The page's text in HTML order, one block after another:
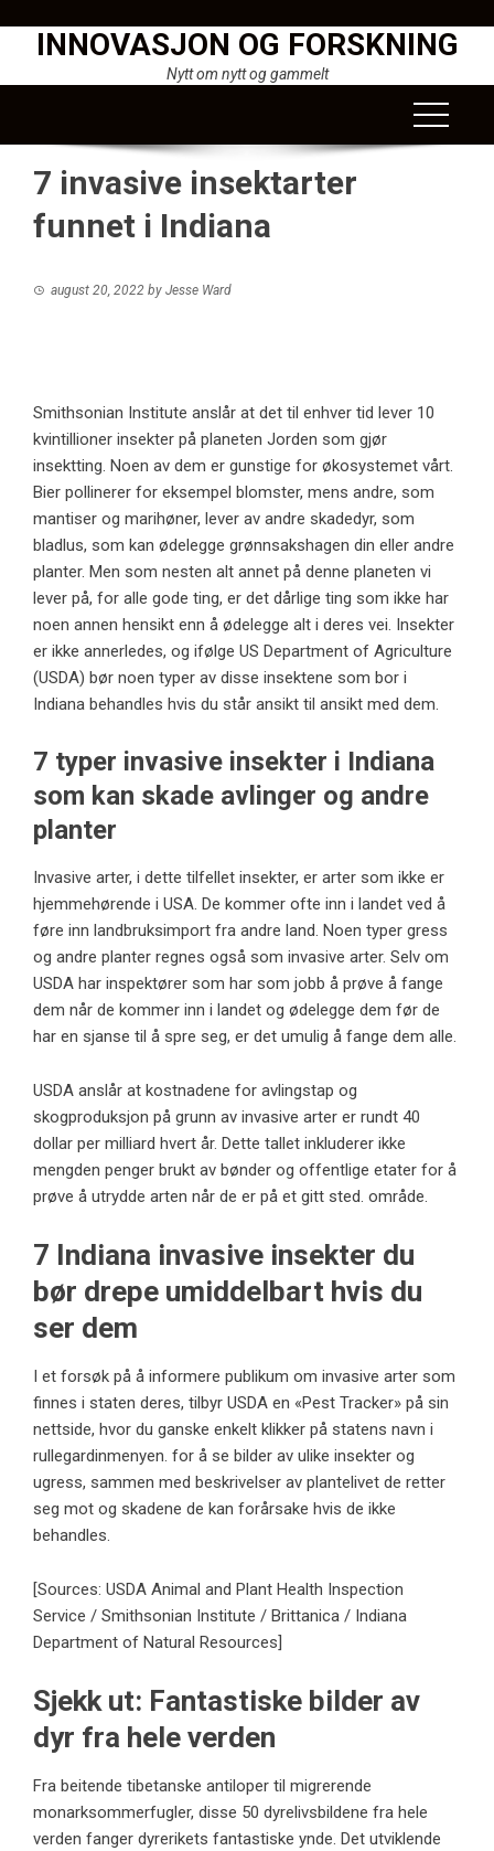
INNOVASJON OG FORSKNING
Nytt om nytt og gammelt
7 invasive insektarter
funnet i Indiana
august 20, 2022 by Jesse Ward
Smithsonian Institute anslår at det til enhver tid lever 10
kvintillioner insekter på planeten Jorden som gjør
insektting. Noen av dem er gunstige for økosystemet vårt.
Bier pollinerer for eksempel blomster, mens andre, som
mantiser og marihøner, lever av andre skadedyr, som
bladlus, som kan ødelegge grønnsakshagen din eller andre
planter. Men som nesten alt annet på denne planeten vi
lever på, for alle gode ting, er det dårlige ting som ikke har
noen annen hensikt enn å ødelegge alt i deres vei. Insekter
er ikke annerledes, og ifølge US Department of Agriculture
(USDA) bør noen typer av disse insektene som bor i
Indiana behandles hvis du står ansikt til ansikt med dem.
7 typer invasive insekter i Indiana
som kan skade avlinger og andre
planter
Invasive arter, i dette tilfellet insekter, er arter som ikke er
hjemmehørende i USA. De kommer ofte inn i landet ved å
føre inn landbruksimport fra andre land. Noen typer gress
og andre planter regnes også som invasive arter. Selv om
USDA har inspektører som har som jobb å prøve å fange
dem når de kommer inn i landet og ødelegge dem før de
har en sjanse til å spre seg, er det umulig å fange dem alle.
USDA anslår at kostnadene for avlingstap og
skogproduksjon på grunn av invasive arter er rundt 40
dollar per milliard hvert år. Dette tallet inkluderer ikke
mengden penger brukt av bønder og offentlige etater for å
prøve å utrydde arten når de er på et gitt sted. område.
7 Indiana invasive insekter du
bør drepe umiddelbart hvis du
ser dem
I et forsøk på å informere publikum om invasive arter som
finnes i staten deres, tilbyr USDA en «Pest Tracker» på sin
nettside, hvor du ganske enkelt klikker på statens navn i
rullegardinmenyen. for å se bilder av ulike insekter og
ugress, sammen med beskrivelser av plantelivet de retter
seg mot og skadene de kan forårsake hvis de ikke
behandles.
[Sources: USDA Animal and Plant Health Inspection
Service / Smithsonian Institute / Brittanica / Indiana
Department of Natural Resources]
Sjekk ut: Fantastiske bilder av
dyr fra hele verden
Fra beitende tibetanske antiloper til migrerende
monarksommerfugler, disse 50 dyrelivsbildene fra hele
verden fanger dyrerikets fantastiske ynde. Det utviklende